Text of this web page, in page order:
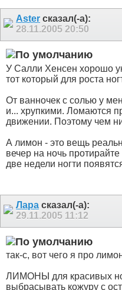
Aster сказал(-а):
28.11.2005 20:50
У Салли Хенсен хорошо
тот который для роста
От ванночек с солью у
и... хрупкими. Ломаются
движении. Поэтому чем
А лимон - это вещь
вечер на ночь
две недели ногти
Лара сказал(-а):
29.11.2005 11:12
так-с, вот чего я про
ЛИМОНЫ для красивых
выбрасывать кожуру с